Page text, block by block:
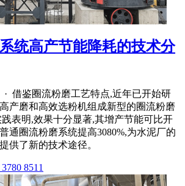
统高产节能降耗的技术分
· 借鉴圈流粉磨工艺特点,近年已开始研
产磨和高效选粉机组成新型的圈流粉磨
表明,效果十分显著,其增产节能可比开
通圈流粉磨系统提高3080%,为水泥厂的
供了新的技术途径。
8511